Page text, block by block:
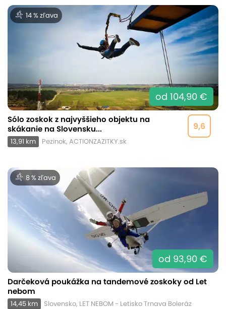
14 % zľava
od 104,90 €
9,6
Sólo zoskok z najvyššieho objektu na
skákanie na Slovensku...
13,91 km Pezinok, ACTIONZAZITKY.sk
8 % zľava
od 93,90 €
Darčeková poukážka na tandemové zoskoky od Let
nebom
14,45 km Slovensko, LET NEBOM - Letisko Trnava Boleráz